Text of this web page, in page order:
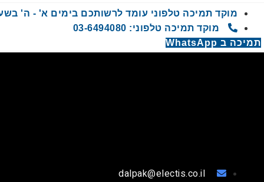
מוקד תמיכה טלפוני עומד לרשותכם בימים א' - ה' בשעות 9:00 -
מוקד תמיכה טלפוני: 03-6494080
תמיכה ב WhatsApp
dalpak@electis.co.il